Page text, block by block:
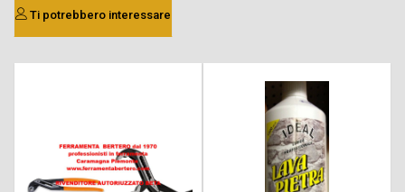
Ti potrebbero interessare